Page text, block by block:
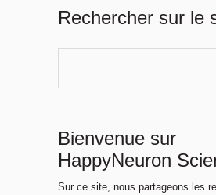
Rechercher sur le
Bienvenue sur
HappyNeuron
Sur ce site, nous partageons les